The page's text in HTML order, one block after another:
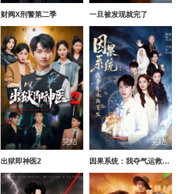
财阀X刑警第二季 一旦被发现就完了
完结
出狱即神医2
完结
因果系统：我夺气运救苍生